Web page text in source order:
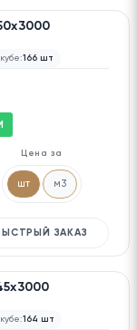
166 шт
Цена за
шт м3
ЗАКАЗ
164 шт